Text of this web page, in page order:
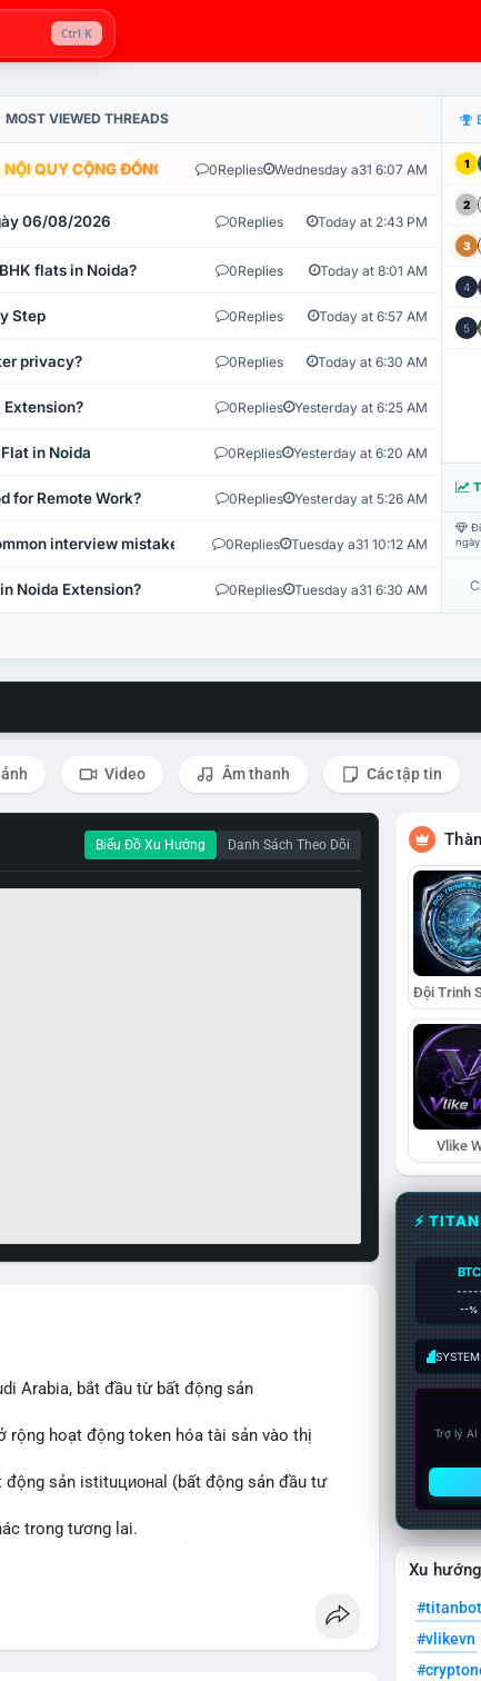
Ctrl K
MOST VIEWED THREADS
QUY CỘNG ĐỒNG VLIKE.VN: HỆ THỐNG GIÁM SÁT TỰ
0Replies Wednesday a31 6:07 AM
06/08/2026 0Replies Today at 2:43 PM
flats in Noida? 0Replies Today at 8:01 AM
Step 0Replies Today at 6:57 AM
privacy? 0Replies Today at 6:30 AM
Extension? 0Replies Yesterday at 6:25 AM
in Noida 0Replies Yesterday at 6:20 AM
for Remote Work? 0Replies Yesterday at 5:26 AM
interview mistakes? 0Replies Tuesday a31 10:12 AM
Noida Extension? 0Replies Tuesday a31 6:30 AM
1
2
3
4
5
Video Âm thanh Các tập tin
Biểu Đồ Xu Hướng Danh Sách Theo Dõi
Arabia, bắt đầu từ bất động sản
rộng hoạt động token hóa tài sản vào thị
sản istituционаl (bất động sản đầu tư
trong tương lai.
Vlike
⚡
BTC
--%
Trợ lý
Xu
#titanbot
#vlikevn